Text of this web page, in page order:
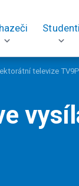
Studenti
televize TV9P